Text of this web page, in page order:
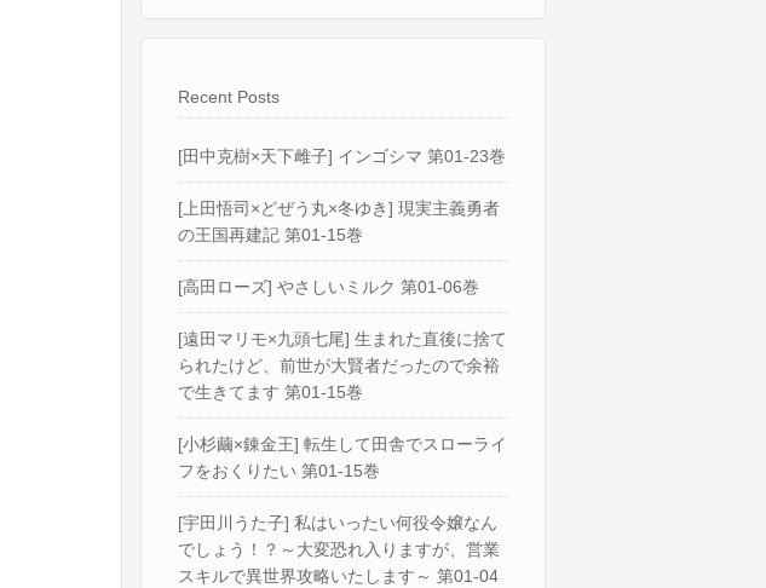
Recent Posts
[田中克樹×天下雌子] インゴシマ 第01-23巻
[上田悟司×どぜう丸×冬ゆき] 現実主義勇者
の王国再建記 第01-15巻
[高田ローズ] やさしいミルク 第01-06巻
[遠田マリモ×九頭七尾] 生まれた直後に捨て
られたけど、前世が大賢者だったので余裕
で生きてます 第01-15巻
[小杉繭×錬金王] 転生して田舎でスローライ
フをおくりたい 第01-15巻
[宇田川うた子] 私はいったい何役令嬢なん
でしょう！？～大変恐れ入りますが、営業
スキルで異世界攻略いたします～ 第01-04